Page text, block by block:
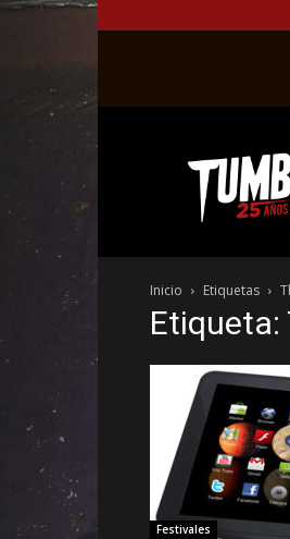
web
del
el
género
fantástico.
Inicio Etiquetas
Etiqueta:
Festivales